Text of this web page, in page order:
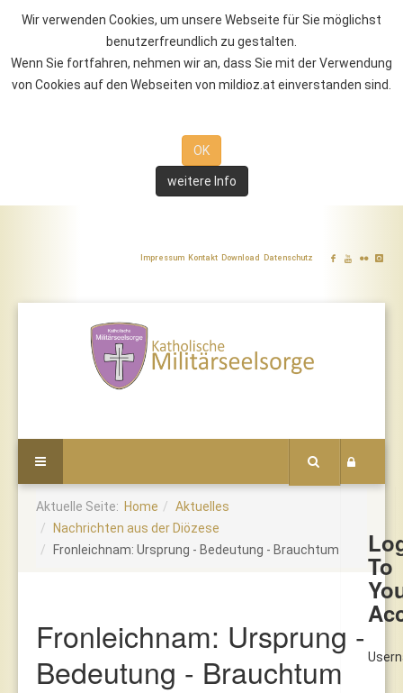
Wir verwenden Cookies, um unsere Webseite für Sie möglichst
benutzerfreundlich zu gestalten.
Wenn Sie fortfahren, nehmen wir an, dass Sie mit der Verwendung
von Cookies auf den Webseiten von mildioz.at einverstanden sind.
OK
weitere Info
Impressum Kontakt Download Datenschutz
To
Aktuelle Seite: Home
Aktuelles
Nachrichten aus der Diözese
Fronleichnam: Ursprung - Bedeutung - Brauchtum
Fronleichnam: Ursprung -
Bedeutung - Brauchtum